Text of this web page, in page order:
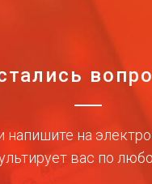
напишите на
вас по